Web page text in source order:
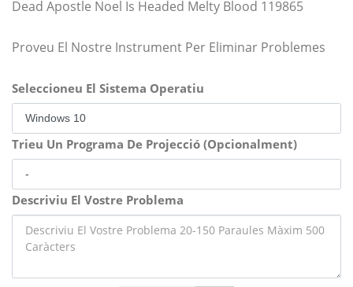
Dead Apostle Noel Is Headed Melty Blood 119865
Proveu El Nostre Instrument Per Eliminar Problemes
Seleccioneu El Sistema Operatiu
Trieu Un Programa De Projecció (Opcionalment)
Descriviu El Vostre Problema